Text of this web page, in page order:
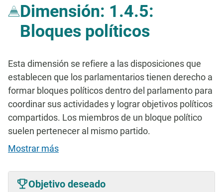
Dimensión: 1.4.5:
Bloques políticos
Esta dimensión se refiere a las disposiciones que
establecen que los parlamentarios tienen derecho a
formar bloques políticos dentro del parlamento para
coordinar sus actividades y lograr objetivos políticos
compartidos. Los miembros de un bloque político
suelen pertenecer al mismo partido.
Mostrar más
Objetivo deseado